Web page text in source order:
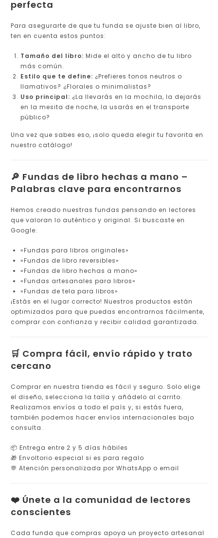
perfecta
Para asegurarte de que tu funda se ajuste bien al libro,
ten en cuenta estos puntos:
Tamaño del libro: Mide el alto y ancho de tu libro
más común.
Estilo que te define: ¿Prefieres tonos neutros o
llamativos? ¿Florales o minimalistas?
Uso principal: ¿La llevarás en la mochila, la dejarás
en la mesita de noche, la usarás en el transporte
público?
Una vez que sabes eso, ¡solo queda elegir tu favorita en
nuestro catálogo!
🔎 Fundas de libro hechas a mano –
Palabras clave para encontrarnos
Hemos creado nuestras fundas pensando en lectores
que valoran lo auténtico y original. Si buscaste en
Google:
«Fundas para libros originales»
«Fundas de libro reversibles»
«Fundas de libro hechas a mano»
«Fundas artesanales para libros»
«Fundas de tela para libros»
¡Estás en el lugar correcto! Nuestros productos están
optimizados para que puedas encontrarnos fácilmente,
comprar con confianza y recibir calidad garantizada.
🛒 Compra fácil, envío rápido y trato
cercano
Comprar en nuestra tienda es fácil y seguro. Solo elige
el diseño, selecciona la talla y añádelo al carrito.
Realizamos envíos a todo el país y, si estás fuera,
también podemos hacer envíos internacionales bajo
consulta.
📦 Entrega entre 2 y 5 días hábiles
🎁 Envoltorio especial si es para regalo
💬 Atención personalizada por WhatsApp o email
❤️ Únete a la comunidad de lectores
conscientes
Cada funda que compras apoya un proyecto artesanal